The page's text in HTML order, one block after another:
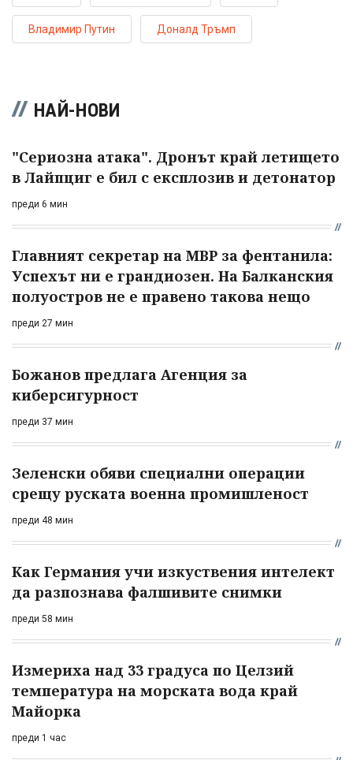
Владимир Путин Доналд Тръмп
НАЙ-НОВИ
"Сериозна атака". Дронът край летището
в Лайпциг е бил с експлозив и детонатор
преди 6 мин
Главният секретар на МВР за фентанила:
Успехът ни е грандиозен. На Балканския
полуостров не е правено такова нещо
преди 27 мин
Божанов предлага Агенция за
киберсигурност
преди 37 мин
Зеленски обяви специални операции
срещу руската военна промишленост
преди 48 мин
Как Германия учи изкуствения интелект
да разпознава фалшивите снимки
преди 58 мин
Измериха над 33 градуса по Целзий
температура на морската вода край
Майорка
преди 1 час